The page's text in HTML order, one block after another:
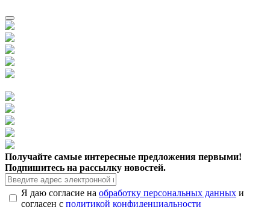
Получайте самые интересные предложения первыми!
Подпишитесь на рассылку новостей.
Я даю согласие на обработку персональных данных и
согласен с политикой конфиденциальности